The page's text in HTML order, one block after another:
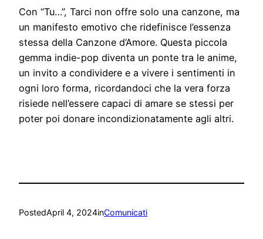
Con “Tu…”, Tarci non offre solo una canzone, ma
un manifesto emotivo che ridefinisce l’essenza
stessa della Canzone d’Amore. Questa piccola
gemma indie-pop diventa un ponte tra le anime,
un invito a condividere e a vivere i sentimenti in
ogni loro forma, ricordandoci che la vera forza
risiede nell’essere capaci di amare se stessi per
poter poi donare incondizionatamente agli altri.
PostedApril 4, 2024inComunicati